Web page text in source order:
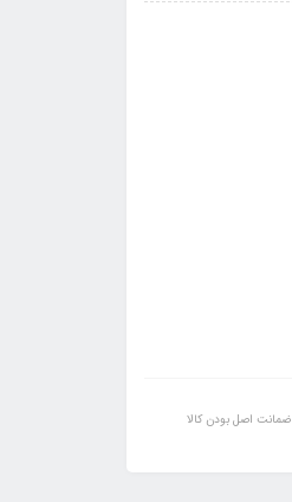
ضمانت اصل بودن کالا